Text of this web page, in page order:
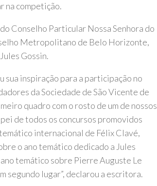
na competição.
Conselho Particular Nossa Senhora do
Metropolitano de Belo Horizonte,
Gossin.
sua inspiração para a participação no
da Sociedade de São Vicente de
quadro com o rosto de um de nossos
de todos os concursos promovidos
internacional de Félix Clavé,
o ano temático dedicado a Jules
temático sobre Pierre Auguste Le
segundo lugar”, declarou a escritora.